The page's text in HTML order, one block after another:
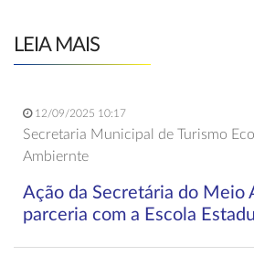
LEIA MAIS
12/09/2025 10:17
Secretaria Municipal de Turismo
Ambiernte
Ação da Secretária do Meio
parceria com a Escola